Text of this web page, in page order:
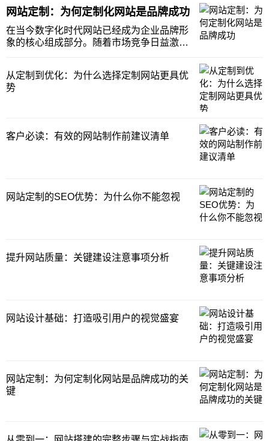
重要性不言而喻。一个优秀的网站设计不仅
能够吸引用户的眼球还能提升用户体验增强
用户黏性进而促进信息的传播和业务的转
化。那么如何打
网站定制：为何定制化网站是品牌成功
在当今数字化时代网站已经成为企业品牌形
象的核心组成部分。随着市场竞争日益激烈
地满足企业特定需求、提供独特的用户体验
并在品牌传播中发挥不可或缺的作用。本文
从定制到优化：为什么选择定制网站更具优
势
客户必读：有效的网站制作前建议清单
网站定制的SEO优势：为什么你不能忽视
提升网站质量：关键建设注意事项分析
网站设计基础：打造吸引用户的视觉盛宴
网站定制：为何定制化网站是品牌成功的关
键